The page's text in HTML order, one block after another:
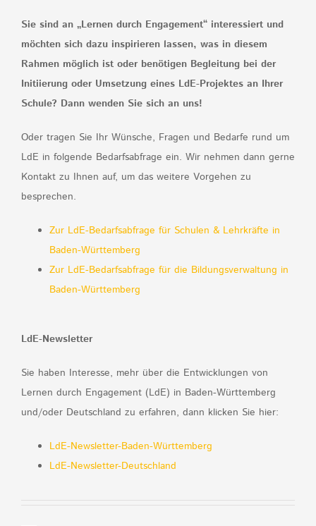
Sie sind an „Lernen durch Engagement“ interessiert und
möchten sich dazu inspirieren lassen, was in diesem
Rahmen möglich ist oder benötigen Begleitung bei der
Initiierung oder Umsetzung eines LdE-Projektes an Ihrer
Schule? Dann wenden Sie sich an uns!
Oder tragen Sie Ihr Wünsche, Fragen und Bedarfe rund um
LdE in folgende Bedarfsabfrage ein. Wir nehmen dann gerne
Kontakt zu Ihnen auf, um das weitere Vorgehen zu
besprechen.
Zur LdE-Bedarfsabfrage für Schulen & Lehrkräfte in
Baden-Württemberg
Zur LdE-Bedarfsabfrage für die Bildungsverwaltung in
Baden-Württemberg
LdE-Newsletter
Sie haben Interesse, mehr über die Entwicklungen von
Lernen durch Engagement (LdE) in Baden-Württemberg
und/oder Deutschland zu erfahren, dann klicken Sie hier:
LdE-Newsletter-Baden-Württemberg
LdE-Newsletter-Deutschland